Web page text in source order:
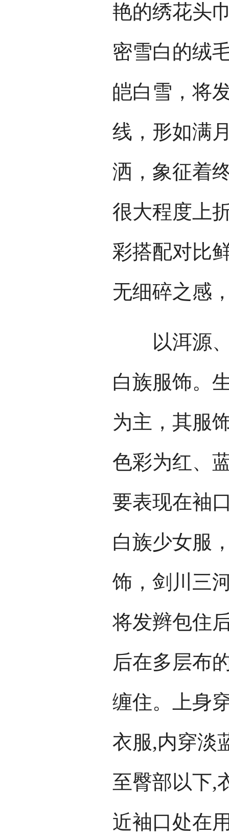
艳的绣花头
密雪白的绒
皑白雪，将
线，形如满
洒，象征着
很大程度上
彩搭配对比
无细碎之感
以洱源、
白族服饰。
为主，其服
色彩为红、
要表现在袖
白族少女服
饰，剑川三
将发辫包住
后在多层布
缠住。上身
衣服,内穿淡
至臀部以下,
近袖口处在